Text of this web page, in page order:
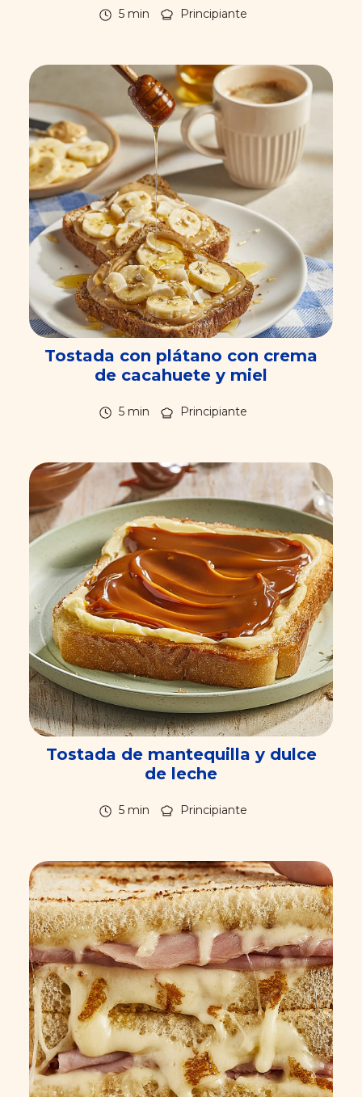
5 min Principiante
Tostada con plátano con crema
de cacahuete y miel
5 min Principiante
Tostada de mantequilla y dulce
de leche
5 min Principiante